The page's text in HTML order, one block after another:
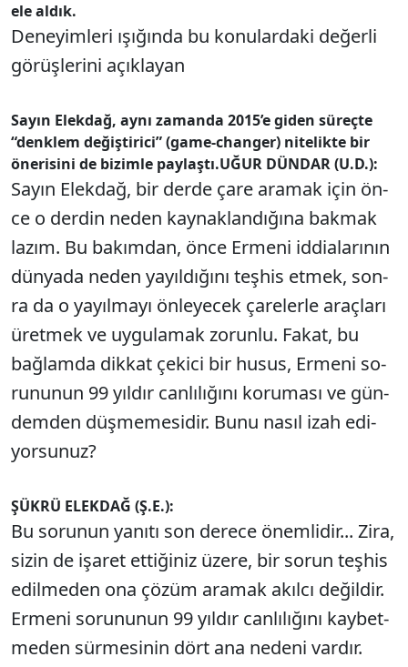
ele al­dık.
De­ne­yim­le­ri ışı­ğın­da bu ko­nu­lar­da­ki de­ğer­li
gö­rüş­le­ri­ni açık­la­yan
Sa­yın Elek­dağ, ay­nı za­man­da 2015’e gi­den sü­reç­te
“denk­lem de­ğiş­ti­ri­ci­” (ga­me-chan­ger) ni­te­lik­te bir
öne­ri­si­ni de bi­zim­le pay­laş­tı.UĞUR DÜN­DAR (U.D.):
Sa­yın Elek­dağ, bir der­de ça­re ara­mak için ön­
ce o der­din ne­den kay­nak­lan­dı­ğı­na bak­mak
la­zım. Bu ba­kım­dan, ön­ce Er­me­ni id­di­ala­rı­nın
dün­ya­da ne­den ya­yıl­dı­ğı­nı teş­his et­mek, son­
ra da o ya­yıl­ma­yı ön­le­ye­cek ça­re­ler­le araç­la­rı
üret­mek ve uy­gu­la­mak zo­run­lu. Fa­kat, bu
bağ­lam­da dik­kat çe­ki­ci bir hu­sus, Er­me­ni so­
ru­nu­nun 99 yıl­dır can­lı­lı­ğı­nı ko­ru­ma­sı ve gün­
dem­den düş­me­me­si­dir. Bu­nu na­sıl izah edi­
yor­su­nuz?
ŞÜK­RÜ ELEK­DAĞ (Ş.E.):
Bu so­ru­nun ya­nı­tı son de­re­ce önem­li­dir... Zi­ra,
si­zin de işa­ret et­ti­ği­niz üze­re, bir so­run teş­his
edil­me­den ona çö­züm ara­mak akıl­cı de­ğil­dir.
Er­me­ni so­ru­nu­nun 99 yıl­dır can­lı­lı­ğı­nı kay­bet­
me­den sür­me­si­nin dört ana ne­de­ni var­dır.